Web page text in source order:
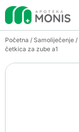
Početna / Samoliječenje /
četkica za zube a1